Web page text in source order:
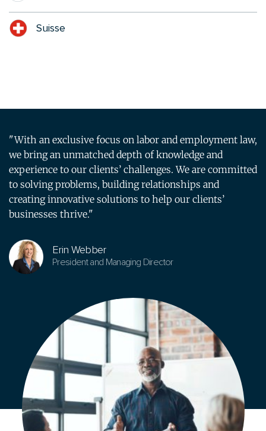
Suisse
"With an exclusive focus on labor and employment law,
we bring an unmatched depth of knowledge and
experience to our clients’ challenges. We are committed
to solving problems, building relationships and
creating innovative solutions to help our clients’
businesses thrive."
Erin Webber
President and Managing Director